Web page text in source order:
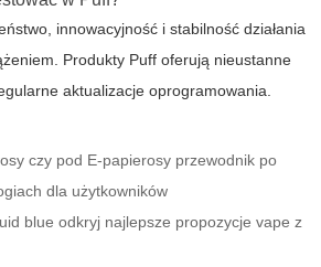
innowacyjność i stabilność działania
Produkty Puff oferują nieustanne
aktualizacje oprogramowania.
czy pod E-papierosy przewodnik po
dla użytkowników
blue odkryj najlepsze propozycje vape z